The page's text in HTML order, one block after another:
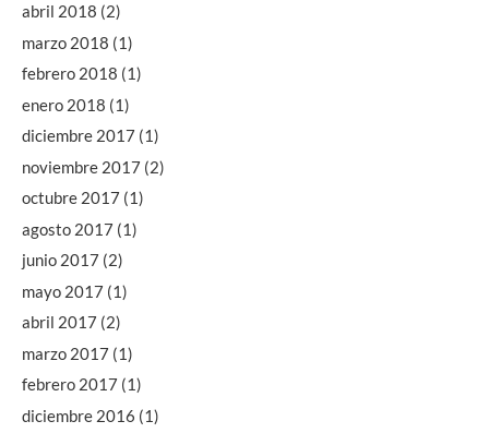
abril 2018 (2)
marzo 2018 (1)
febrero 2018 (1)
enero 2018 (1)
diciembre 2017 (1)
noviembre 2017 (2)
octubre 2017 (1)
agosto 2017 (1)
junio 2017 (2)
mayo 2017 (1)
abril 2017 (2)
marzo 2017 (1)
febrero 2017 (1)
diciembre 2016 (1)